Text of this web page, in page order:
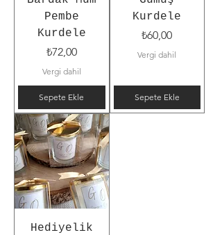
Pembe
Kurdele
Fiyat
₺72,00
Vergi dahil
Sepete Ekle
Kurdele
Fiyat
₺60,00
Vergi dahil
Sepete Ekle
Hediyelik